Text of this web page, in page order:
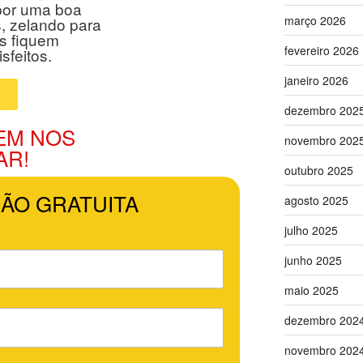
uma boa
zelando para
fiquem
NOS
GRATUITA
março 2026
fevereiro 2026
janeiro 2026
dezembro
novembro
outubro 2025
agosto 2025
julho 2025
junho 2025
maio 2025
dezembro
novembro